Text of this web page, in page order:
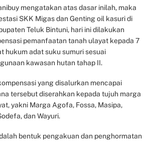
mengatakan atas dasar inilah, maka
SKK Migas dan Genting oil kasuri di
Teluk Bintuni, hari ini dilakukan
pemanfaatan tanah ulayat kepada 7
hukum adat suku sumuri sesuai
kawasan hutan tahap II.
yang disalurkan mencapai
tersebut diserahkan kepada tujuh marga
yakni Marga Agofa, Fossa, Masipa,
dan Wayuri.
bentuk pengakuan dan penghormatan